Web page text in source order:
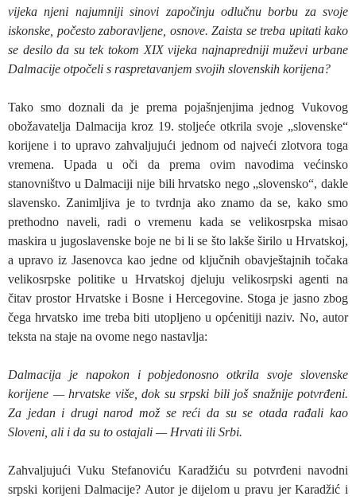
vijeka njeni najumniji sinovi započinju odlučnu borbu za svoje
iskonske, počesto zaboravljene, osnove. Zaista se treba upitati kako
se desilo da su tek tokom XIX vijeka najnapredniji muževi urbane
Dalmacije otpočeli s raspretavanjem svojih slovenskih korijena?
Tako smo doznali da je prema pojašnjenjima jednog Vukovog
obožavatelja Dalmacija kroz 19. stoljeće otkrila svoje „slovenske“
korijene i to upravo zahvaljujući jednom od najveći zlotvora toga
vremena. Upada u oči da prema ovim navodima većinsko
stanovništvo u Dalmaciji nije bili hrvatsko nego „slovensko“, dakle
slavensko. Zanimljiva je to tvrdnja ako znamo da se, kako smo
prethodno naveli, radi o vremenu kada se velikosrpska misao
maskira u jugoslavenske boje ne bi li se što lakše širilo u Hrvatskoj,
a upravo iz Jasenovca kao jedne od ključnih obavještajnih točaka
velikosrpske politike u Hrvatskoj djeluju velikosrpski agenti na
čitav prostor Hrvatske i Bosne i Hercegovine. Stoga je jasno zbog
čega hrvatsko ime treba biti utopljeno u općenitiji naziv. No, autor
teksta na staje na ovome nego nastavlja:
Dalmacija je napokon i pobjedonosno otkrila svoje slovenske
korijene — hrvatske više, dok su srpski bili još snažnije potvrđeni.
Za jedan i drugi narod mož se reći da su se otada rađali kao
Sloveni, ali i da su to ostajali — Hrvati ili Srbi.
Zahvaljujući Vuku Stefanoviću Karadžiću su potvrđeni navodni
srpski korijeni Dalmacije? Autor je dijelom u pravu jer Karadžić i